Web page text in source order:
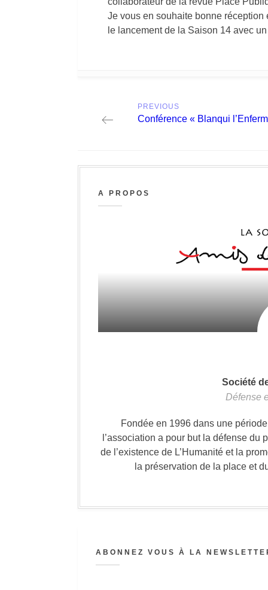
Je vous en souhaite bonne
le lancement de la Saison 14 avec
navigation
PREVIOUS
Previous
Conférence « Blanqui
A PROPOS
Société
Défense
Fondée en 1996 dans une
l’association a pour but la défense
de l’existence de L’Humanité et la
la préservation de la place et
ABONNEZ VOUS À LA